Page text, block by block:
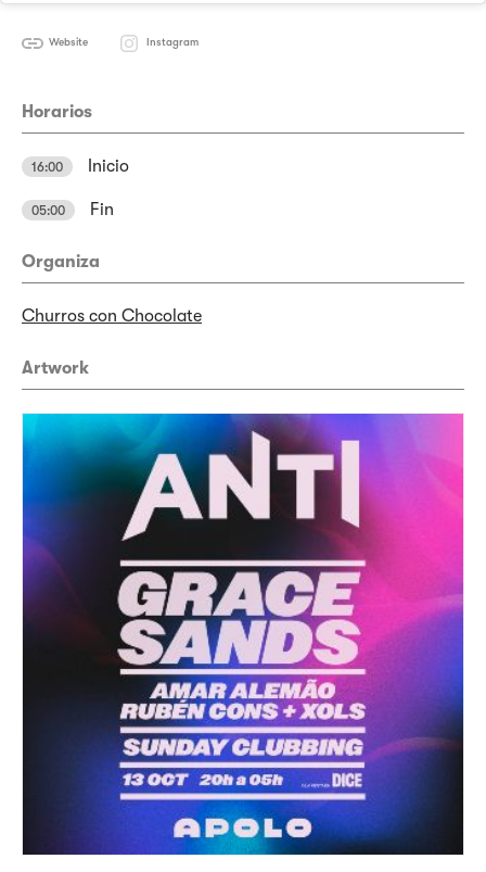
Website Instagram
Horarios
16:00 Inicio
05:00 Fin
Organiza
Churros con Chocolate
Artwork